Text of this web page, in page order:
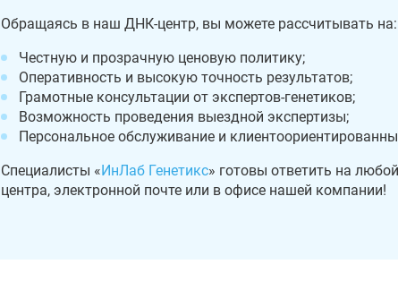
Обращаясь в наш ДНК-центр, вы можете рассчитывать на:
Честную и прозрачную ценовую политику;
Оперативность и высокую точность результатов;
Грамотные консультации от экспертов-генетиков;
Возможность проведения выездной экспертизы;
Персональное обслуживание и
Специалисты « ИнЛаб Генетикс» готовы ответить на
центра, электронной почте или в офисе нашей компании!